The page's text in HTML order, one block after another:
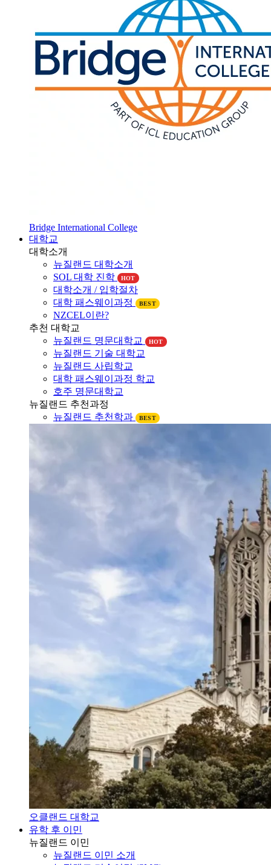
대학교
대학소개
뉴질랜드 대학소개
SOL 대학 진학
HOT
대학소개 / 입학절차
대학 패스웨이과정
NZCEL이란?
추천 대학교
뉴질랜드 명문대학교
뉴질랜드 기술 대학교
뉴질랜드 사립학교
대학 패스웨이과정 학교
호주 명문대학교
뉴질랜드 추천과정
뉴질랜드 추천학과
오클랜드 대학교
유학 후 이민
뉴질랜드 이민
뉴질랜드 이민 소개
뉴질랜드 기술이민 (SMC)